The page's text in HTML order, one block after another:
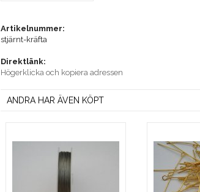
Artikelnummer:
stjärnt-kräfta
Direktlänk:
Högerklicka och kopiera adressen
ANDRA HAR ÄVEN KÖPT